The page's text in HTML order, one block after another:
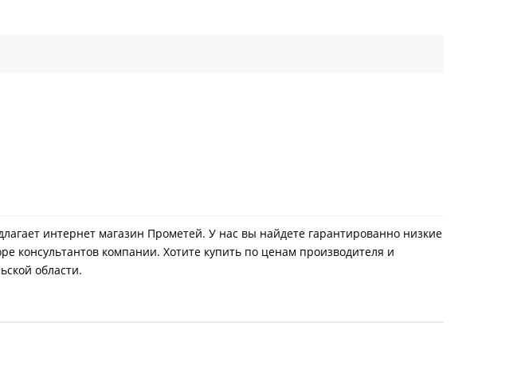
интернет магазин Прометей. У нас вы найдете гарантированно низкие
консультантов компании. Хотите купить по ценам производителя и
области.